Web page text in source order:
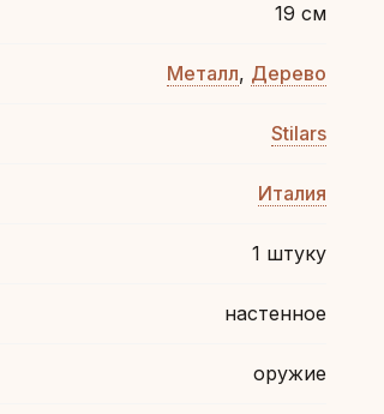
19 см
Металл, Дерево
Stilars
Италия
1 штуку
настенное
оружие